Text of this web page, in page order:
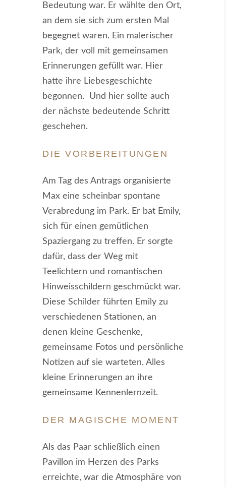
Bedeutung war. Er wählte den Ort,
an dem sie sich zum ersten Mal
begegnet waren. Ein malerischer
Park, der voll mit gemeinsamen
Erinnerungen gefüllt war. Hier
hatte ihre Liebesgeschichte
begonnen. Und hier sollte auch
der nächste bedeutende Schritt
geschehen.
DIE VORBEREITUNGEN
Am Tag des Antrags organisierte
Max eine scheinbar spontane
Verabredung im Park. Er bat Emily,
sich für einen gemütlichen
Spaziergang zu treffen. Er sorgte
dafür, dass der Weg mit
Teelichtern und romantischen
Hinweisschildern geschmückt war.
Diese Schilder führten Emily zu
verschiedenen Stationen, an
denen kleine Geschenke,
gemeinsame Fotos und persönliche
Notizen auf sie warteten. Alles
kleine Erinnerungen an ihre
gemeinsame Kennenlernzeit.
DER MAGISCHE MOMENT
Als das Paar schließlich einen
Pavillon im Herzen des Parks
erreichte, war die Atmosphäre von